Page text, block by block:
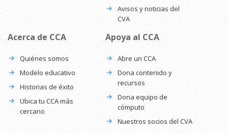
Avisos y noticias del
CVA
Acerca de CCA
Quiénes somos
Modelo educativo
Historias de éxito
Ubica tu CCA más
cercano
Apoya al CCA
Abre un CCA
Dona contenido y
recursos
Dona equipo de
cómputo
Nuestros socios del CVA